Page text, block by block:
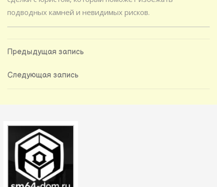
подводных камней и невидимых рисков.
Навигация
по
Предыдущая
Предыдущая запись
Следующая
Следующая запись